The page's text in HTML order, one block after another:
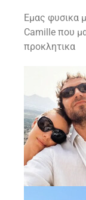
Εμας φυσικα
Camille που
προκλητικα